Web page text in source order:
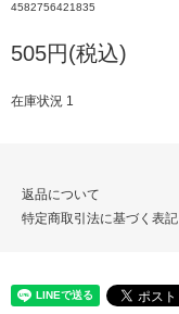
4582756421835
505円(税込)
在庫状況 1
返品について
特定商取引法に基づく表記